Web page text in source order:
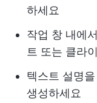
하세요
작업 창 내에
트 또는 클라
텍스트 설명
생성하세요